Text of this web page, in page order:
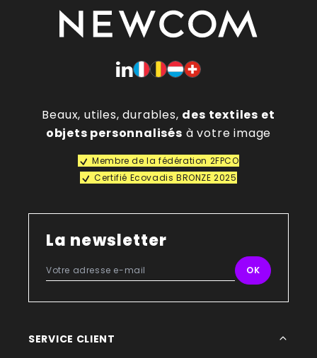
Beaux, utiles, durables, des textiles et
objets personnalisés à votre image
Membre de la fédération 2FPCO
Certifié Ecovadis BRONZE 2025
La newsletter
SERVICE CLIENT